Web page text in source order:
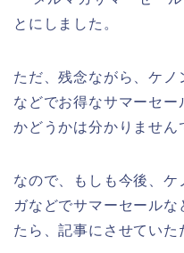
とにしました。
ただ、残念ながら、ケ
などでお得なサマーセー
かどうかは分かりません
なので、もしも今後、
ガなどでサマーセール
たら、記事にさせていた